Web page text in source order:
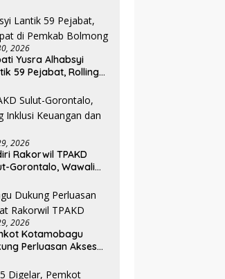
2026
Yusra Alhabsyi
59 Pejabat, Rolling
Bolmong
2026
Rakorwil TPAKD
Gorontalo, Wawali
dan
UMKM
2026
Kotamobagu
Perluasan Akses